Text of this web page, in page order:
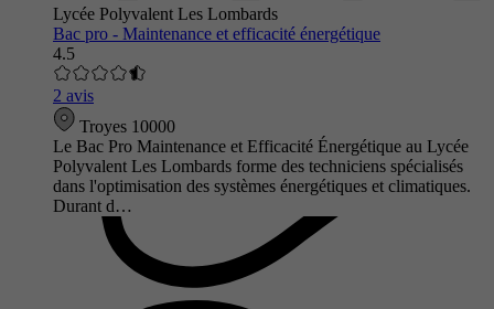
Lycée Polyvalent Les Lombards
Bac pro - Maintenance et efficacité énergétique
4.5
2 avis
Troyes 10000
Le Bac Pro Maintenance et Efficacité Énergétique au Lycée
Polyvalent Les Lombards forme des techniciens spécialisés
dans l'optimisation des systèmes énergétiques et climatiques.
Durant d…